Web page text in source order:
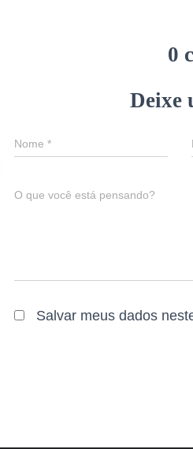
0
Deixe
Nome *
O que você está pensando?
Salvar meus dados